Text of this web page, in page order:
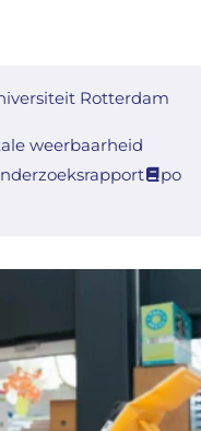
Rotterdam
weerbaarheid
po